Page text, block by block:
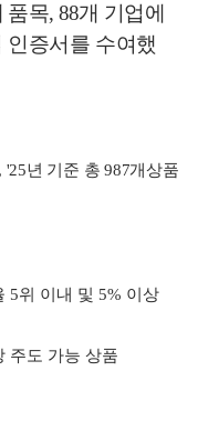
품목, 88개 기업에
인증서를 수여했
, '25년 기준 총987개상품
5위 이내 및 5% 이상
주도 가능 상품